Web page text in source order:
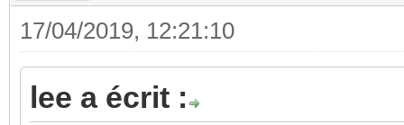
17/04/2019, 12:21:10
lee a écrit :